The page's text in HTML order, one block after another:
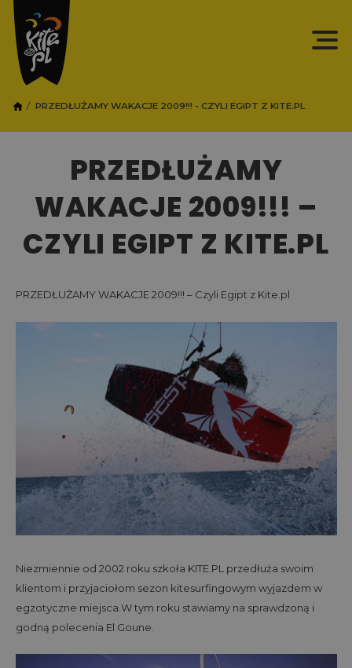
PRZEDŁUŻAMY WAKACJE 2009!!! - CZYLI EGIPT Z KITE.PL
PRZEDŁUŻAMY
WAKACJE 2009!!! –
CZYLI EGIPT Z KITE.PL
PRZEDŁUŻAMY WAKACJE 2009!!! – Czyli Egipt z Kite.pl
Niezmiennie od 2002 roku szkoła KITE.PL przedłuża swoim
klientom i przyjaciołom sezon kitesurfingowym wyjazdem w
egzotyczne miejsca.W tym roku stawiamy na sprawdzoną i
godną polecenia El Goune.